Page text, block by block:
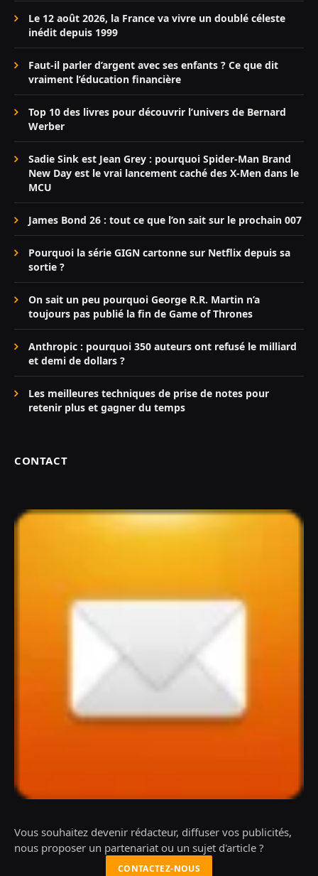
Le 12 août 2026, la France va vivre un doublé céleste
inédit depuis 1999
Faut-il parler d’argent avec ses enfants ? Ce que dit
vraiment l’éducation financière
Top 10 des livres pour découvrir l’univers de Bernard
Werber
Sadie Sink est Jean Grey : pourquoi Spider-Man Brand
New Day est le vrai lancement caché des X-Men dans le
MCU
James Bond 26 : tout ce que l’on sait sur le prochain 007
Pourquoi la série GIGN cartonne sur Netflix depuis sa
sortie ?
On sait un peu pourquoi George R.R. Martin n’a
toujours pas publié la fin de Game of Thrones
Anthropic : pourquoi 350 auteurs ont refusé le milliard
et demi de dollars ?
Les meilleures techniques de prise de notes pour
retenir plus et gagner du temps
CONTACT
Vous souhaitez devenir rédacteur, diffuser vos publicités,
nous proposer un partenariat ou un sujet d'article ?
CONTACTEZ-NOUS